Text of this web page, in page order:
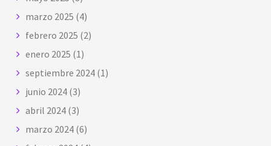
marzo 2025 (4)
febrero 2025 (2)
enero 2025 (1)
septiembre 2024 (1)
junio 2024 (3)
abril 2024 (3)
marzo 2024 (6)